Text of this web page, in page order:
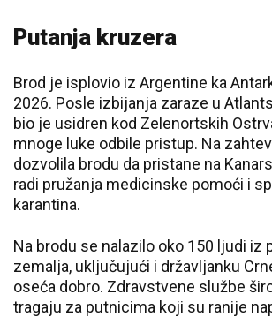
Putanja kruzera
Brod je isplovio iz Argentine ka
2026. Posle izbijanja zaraze u
bio je usidren kod Zelenortskih
mnoge luke odbile pristup. Na zahtev
dozvolila brodu da pristane na
radi pružanja medicinske pomoći i
karantina.
Na brodu se nalazilo oko 150 ljudi iz
zemalja, uključujući i državljanku
oseća dobro. Zdravstvene službe
tragaju za putnicima koji su ranije